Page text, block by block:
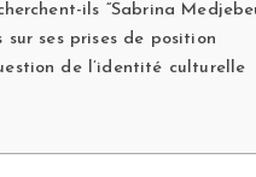
ils “Sabrina
sur ses prises de position
de l’identité culturelle